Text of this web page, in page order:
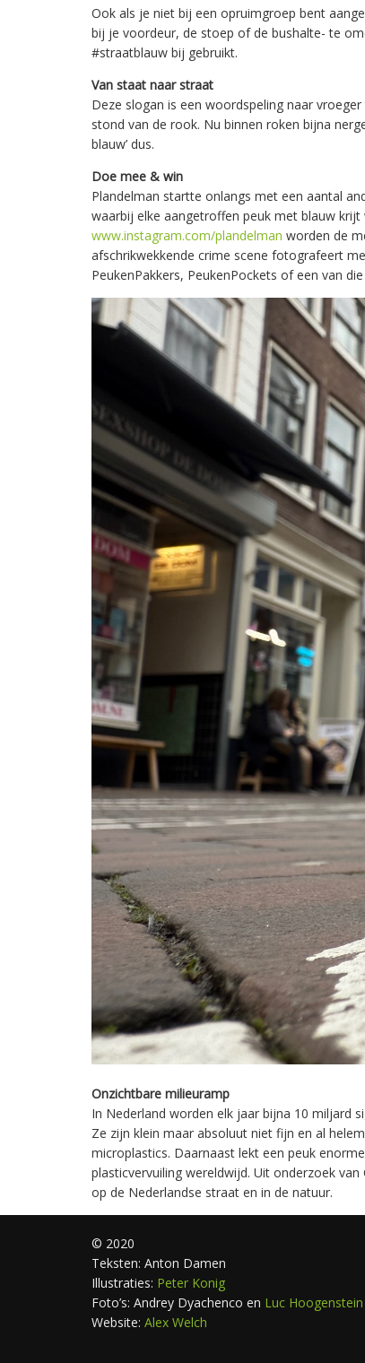
Ook als je niet bij een opruimgroep bent
bij je voordeur, de stoep of de bushalte- te
#straatblauw bij gebruikt.
Van staat naar straat
Deze slogan is een woordspeling naar
stond van de rook. Nu binnen roken bijna
blauw’ dus.
Doe mee & win
Plandelman startte onlangs met een aantal
waarbij elke aangetroffen peuk met blauw
www.instagram.com/plandelman worden de
afschrikwekkende crime scene fotografeert
PeukenPakkers, PeukenPockets of een van
Onzichtbare milieuramp
In Nederland worden elk jaar bijna 10 miljard
Ze zijn klein maar absoluut niet fijn en al
microplastics. Daarnaast lekt een peuk
plasticvervuiling wereldwijd. Uit onderzoek
op de Nederlandse straat en in de natuur.
© 2020
Teksten: Anton Damen
Illustraties: Peter Konig
Foto’s: Andrey Dyachenco en Luc Hoogenstein
Website: Alex Welch